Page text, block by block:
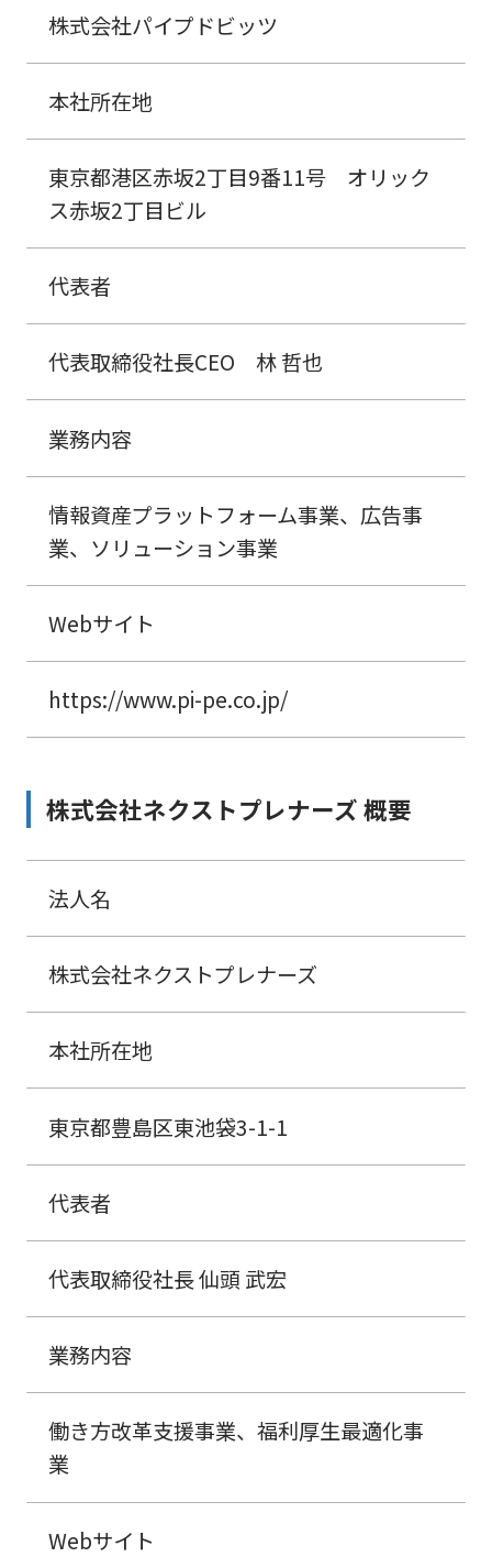
株式会社パイプドビッツ
本社所在地
東京都港区赤坂2丁目9番11号 オリック
ス赤坂2丁目ビル
代表者
代表取締役社長CEO 林 哲也
業務内容
情報資産プラットフォーム事業、広告事
業、ソリューション事業
Webサイト
https://www.pi-pe.co.jp/
株式会社ネクストプレナーズ 概要
法人名
株式会社ネクストプレナーズ
本社所在地
東京都豊島区東池袋3-1-1
代表者
代表取締役社長 仙頭 武宏
業務内容
働き方改革支援事業、福利厚生最適化事
業
Webサイト